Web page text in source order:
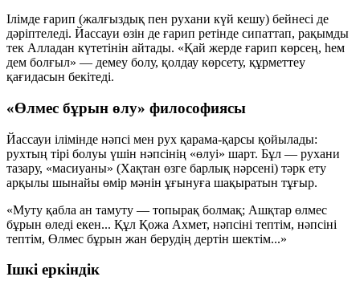
Ілімде ғарип (жалғыздық пен рухани күй кешу) бейнесі де
дәріптеледі. Йассауи өзін де ғарип ретінде сипаттап, рақымды
тек Алладан күтетінін айтады. «Қай жерде ғарип көрсең, һем
дем болғыл» — демеу болу, қолдау көрсету, құрметтеу
қағидасын бекітеді.
«Өлмес бұрын өлу» философиясы
Йассауи ілімінде нәпсі мен рух қарама-қарсы қойылады:
рухтың тірі болуы үшін нәпсінің «өлуі» шарт. Бұл — рухани
тазару, «масиуаны» (Хақтан өзге барлық нәрсені) тәрк ету
арқылы шынайы өмір мәнін ұғынуға шақыратын тұғыр.
«Муту қабла ан тамуту — топырақ болмақ; Ашқтар өлмес
бұрын өледі екен... Құл Қожа Ахмет, нәпсіні тептім, нәпсіні
тептім, Өлмес бұрын жан берудің дертін шектім...»
Ішкі еркіндік